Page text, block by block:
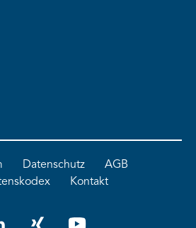
Datenschutz
AGB
Kontakt